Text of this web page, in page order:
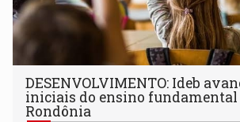
DESENVOLVIMENTO: Ideb
iniciais do ensino fundamental
Rondônia